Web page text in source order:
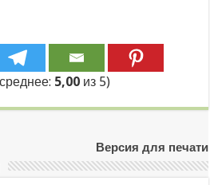
5,00 из 5)
Версия для печати